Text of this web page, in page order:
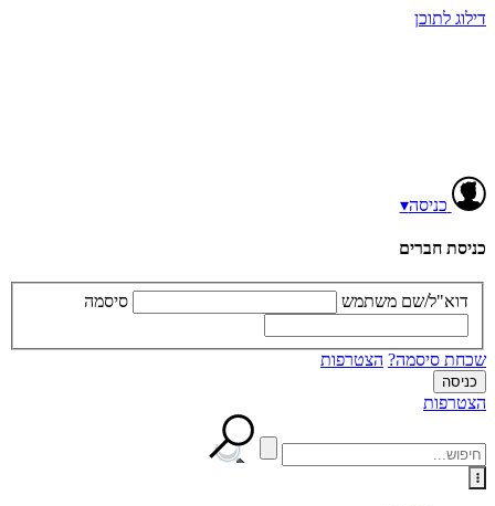
דילוג לתוכן
כניסה▾
כניסת חברים
דוא"ל/שם משתמש סיסמה
שכחת סיסמה? הצטרפות
הצטרפות